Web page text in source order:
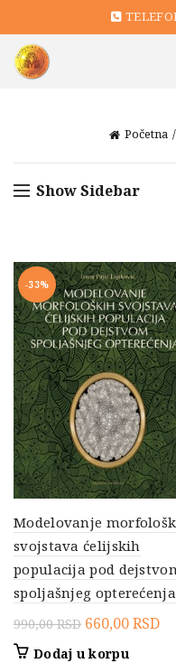
Početna
Show Sidebar
-33%
Modelovanje
svojstava ćelijskih
populacija pod
spoljašnjeg opterećenja
990,00RSD Originalna
cena
660,00RSD
Dodaj u korpu